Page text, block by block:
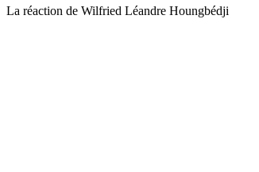
La réaction de Wilfried Léandre Houngbédji